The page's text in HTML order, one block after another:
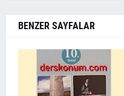
BENZER SAYFALAR